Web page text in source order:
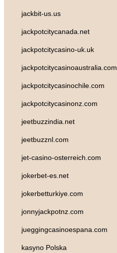
jackbit-us.us
jackpotcitycanada.net
jackpotcitycasino-uk.uk
jackpotcitycasinoaustralia.com
jackpotcitycasinochile.com
jackpotcitycasinonz.com
jeetbuzzindia.net
jeetbuzznl.com
jet-casino-osterreich.com
jokerbet-es.net
jokerbetturkiye.com
jonnyjackpotnz.com
jueggingcasinoespana.com
kasyno Polska